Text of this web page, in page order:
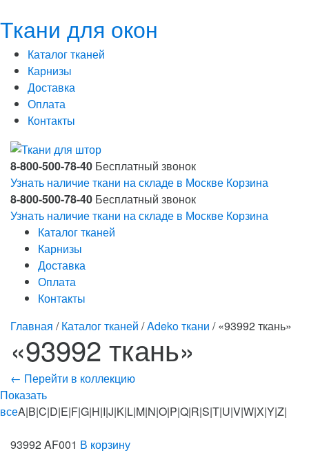
Ткани для окон
Каталог тканей
Карнизы
Доставка
Оплата
Контакты
8-800-500-78-40 Бесплатный звонок
Узнать наличие ткани на складе в Москве Корзина
8-800-500-78-40 Бесплатный звонок
Узнать наличие ткани на складе в Москве Корзина
Каталог тканей
Карнизы
Доставка
Оплата
Контакты
Главная /Каталог тканей /Adeko ткани / «93992 ткань»
«93992 ткань»
← Перейти в коллекцию
Показать
всеA|B|C|D|E|F|G|H|I|J|K|L|M|N|O|P|Q|R|S|T|U|V|W|X|Y|Z|
93992 AF001 В корзину